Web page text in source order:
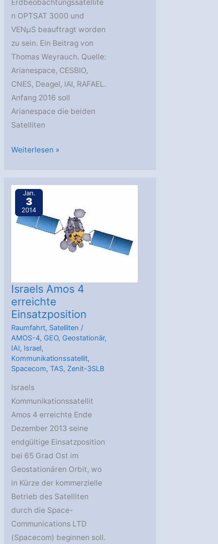
Erdbeobachtungssatellite
n OPTSAT 3000 und
VENµS beauftragt worden
zu sein. Ein Beitrag von
Thomas Weyrauch. Quelle:
Arianespace, CESBIO,
CNES, Deagel, IAI, RAFAEL.
Anfang 2016 soll
Arianespace die beiden
Satelliten
VEGA
3000
VENµS
gebucht
Weiterlesen »
Jan.
3
2014
Israels Amos 4
erreichte
Einsatzposition
Raumfahrt, Satelliten /
AMOS-4, GEO, Geostationär,
IAI, Israel,
Kommunikationssatellit,
Spacecom,TAS, Zenit-3SLB
Israels
Kommunikationssatellit
Amos 4 erreichte Ende
Dezember 2013 seine
endgültige Einsatzposition
bei 65 Grad Ost im
Geostationären Orbit, wo
in Kürze der kommerzielle
Betrieb des Satelliten
durch die Space-
Communications LTD
(Spacecom) beginnen soll.